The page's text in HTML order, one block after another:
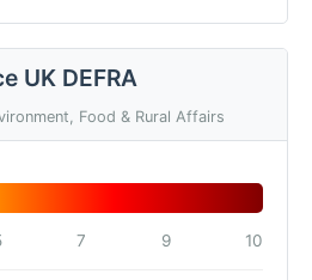
UK DEFRA
Food & Rural Affairs
7 9 10